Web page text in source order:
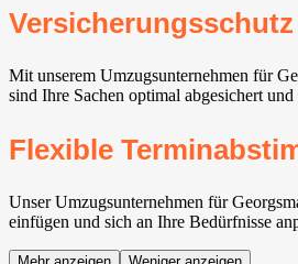
Versicherungsschutz
Mit unserem Umzugsunternehmen für
sind Ihre Sachen optimal abgesichert
Flexible
Unser Umzugsunternehmen für
einfügen und sich an Ihre Bedürfnisse